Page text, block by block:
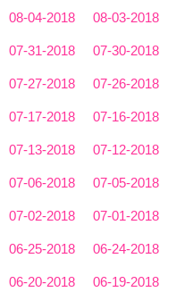
08-04-2018 08-03-2018
07-31-2018 07-30-2018
07-27-2018 07-26-2018
07-17-2018 07-16-2018
07-13-2018 07-12-2018
07-06-2018 07-05-2018
07-02-2018 07-01-2018
06-25-2018 06-24-2018
06-20-2018 06-19-2018